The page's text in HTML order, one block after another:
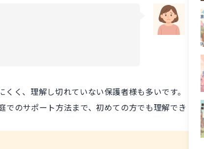
く、理解し切れていない保護者様も多いです。
のサポート方法まで、初めての方でも理解でき